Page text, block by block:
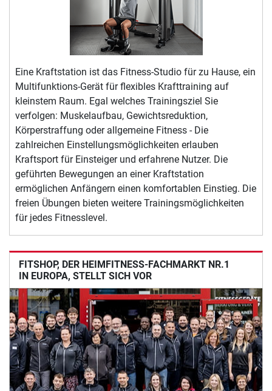
Eine Kraftstation ist das Fitness-Studio für zu Hause, ein
Multifunktions-Gerät für flexibles Krafttraining auf
kleinstem Raum. Egal welches Trainingsziel Sie
verfolgen: Muskelaufbau, Gewichtsreduktion,
Körperstraffung oder allgemeine Fitness - Die
zahlreichen Einstellungsmöglichkeiten erlauben
Kraftsport für Einsteiger und erfahrene Nutzer. Die
geführten Bewegungen an einer Kraftstation
ermöglichen Anfängern einen komfortablen Einstieg. Die
freien Übungen bieten weitere Trainingsmöglichkeiten
für jedes Fitnesslevel.
FITSHOP, DER HEIMFITNESS-FACHMARKT NR.1
IN EUROPA, STELLT SICH VOR